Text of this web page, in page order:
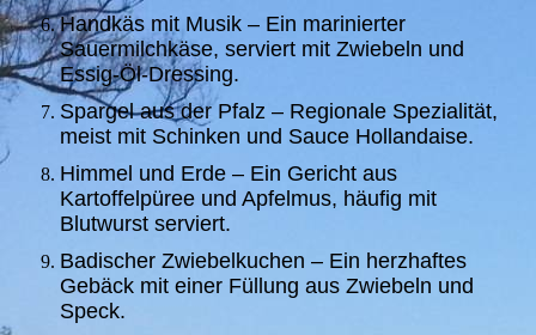
Handkäs mit Musik – Ein marinierter
Sauermilchkäse, serviert mit Zwiebeln und
Essig-Öl-Dressing.
Spargel aus der Pfalz – Regionale Spezialität,
meist mit Schinken und Sauce Hollandaise.
Himmel und Erde – Ein Gericht aus
Kartoffelpüree und Apfelmus, häufig mit
Blutwurst serviert.
Badischer Zwiebelkuchen – Ein herzhaftes
Gebäck mit einer Füllung aus Zwiebeln und
Speck.